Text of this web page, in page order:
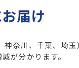
届け
奈川、千葉、埼玉
が分かります。